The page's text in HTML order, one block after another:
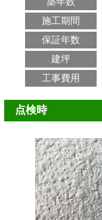
施工期間
保証年数
建坪
工事費用
点検時